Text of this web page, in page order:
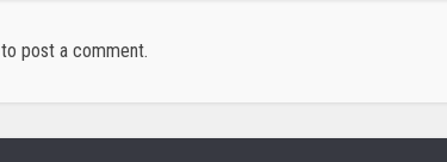
to post a comment.